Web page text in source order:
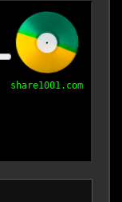
share1001.com